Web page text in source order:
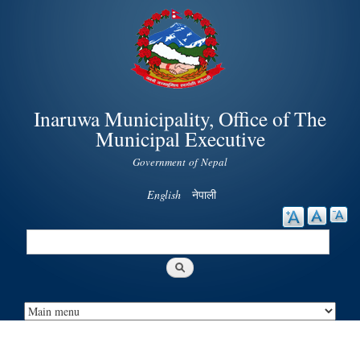
Skip to
main
content
Inaruwa Municipality, Office of The
Municipal Executive
Government of Nepal
English नेपाली
Search